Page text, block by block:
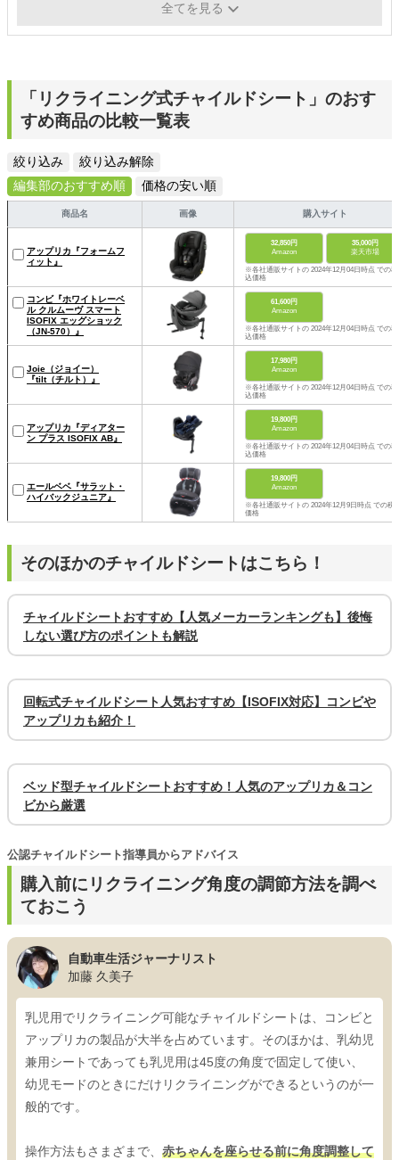
なし（シートベルト固定のみ）
全てを見る
「リクライニング式チャイルドシート」のおす
すめ商品の比較一覧表
絞り込み
絞り込み解除
編集部のおすすめ順
価格の安い順
商品名 画像 購入サイト
アップリカ『フォームフ
ィット』
32,850円
Amazon
35,000円
楽天市場
※各社通販サイトの 2024年12月04日時点 での税
込価格
コンビ『ホワイトレーベ
ル クルムーヴ スマート
ISOFIX エッグショック
（JN-570）』
61,600円
Amazon
※各社通販サイトの 2024年12月04日時点 での税
込価格
Joie（ジョイー）
『tilt（チルト）』
17,980円
Amazon
※各社通販サイトの 2024年12月04日時点 での税
込価格
アップリカ『ディアター
ン プラス ISOFIX AB』
19,800円
Amazon
※各社通販サイトの 2024年12月04日時点 での税
込価格
エールベベ『サラット・
ハイバックジュニア』
19,800円
Amazon
※各社通販サイトの 2024年12月9日時点 での税
価格
そのほかのチャイルドシートはこちら！
チャイルドシートおすすめ【人気メーカーランキングも】後悔
しない選び方のポイントも解説
回転式チャイルドシート人気おすすめ【ISOFIX対応】コンビや
アップリカも紹介！
ベッド型チャイルドシートおすすめ！人気のアップリカ＆コン
ビから厳選
購入前にリクライニング角度の調節方法を調べ
ておこう
公認チャイルドシート指導員からアドバイス
自動車生活ジャーナリスト
加藤 久美子
乳児用でリクライニング可能なチャイルドシートは、コンビと
アップリカの製品が大半を占めています。そのほかは、乳幼児
兼用シートであっても乳児用は45度の角度で固定して使い、
幼児モードのときにだけリクライニングができるというのが一
般的です。
操作方法もさまざまで、 赤ちゃんを座らせる前に角度調整して